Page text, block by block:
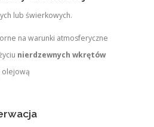
lub świerkowych.
na warunki atmosferyczne
nierdzewnych wkrętów
olejową